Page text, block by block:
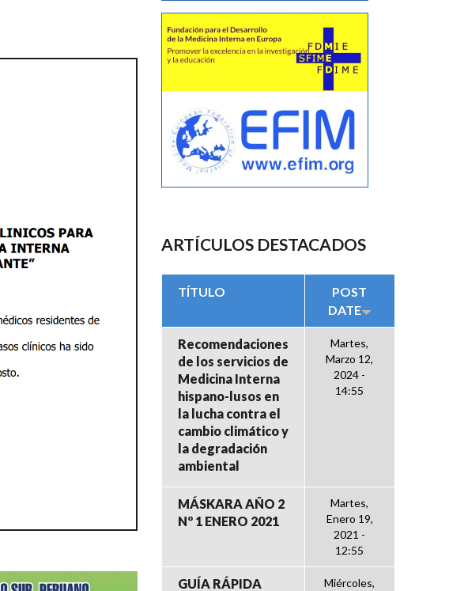
ARTÍCULOS DESTACADOS
TÍTULO
POST
DATE
Recomendaciones
de los servicios de
Medicina Interna
hispano-lusos en
la lucha contra el
cambio climático y
la degradación
ambiental
Martes,
Marzo 12,
2024 -
14:55
MÁSKARA AÑO 2
Nº 1 ENERO 2021
Martes,
Enero 19,
2021 -
12:55
GUÍA RÁPIDA
Miércoles,